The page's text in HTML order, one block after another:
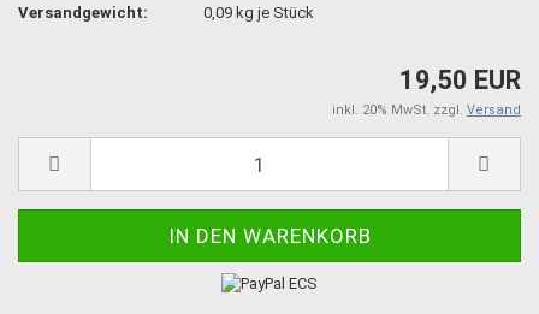
Versandgewicht: 0,09 kg je Stück
19,50 EUR
inkl. 20% MwSt. zzgl. Versand